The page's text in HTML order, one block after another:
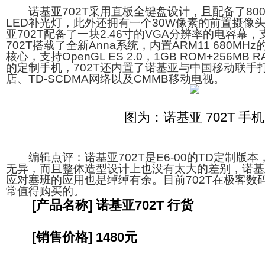
诺基亚702T采用直板全键盘设计，且配备了
LED补光灯，此外还拥有一个30W像素的前置摄像
亚702T配备了一块2.46寸的VGA分辨率的电容幕，
702T搭载了全新Anna系统，内置ARM11 680MHz
核心，支持OpenGL ES 2.0，1GB ROM+256MB
的定制手机，702T还内置了诺基亚与中国移动联手
店、TD-SCDMA网络以及CMMB移动电视。
图为：诺基亚 702T 手机
编辑点评：诺基亚702T是E6-00的TD定制版本
无异，而且整体造型设计上也没有太大的差别，诺
应对塞班的应用也是绰绰有余。目前702T在极客数
常值得购买的。
[产品名称] 诺基亚702T 行货
[销售价格] 1480元